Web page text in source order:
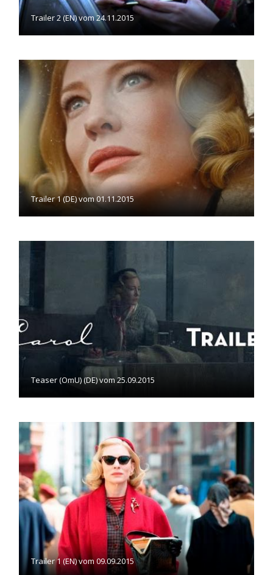
Trailer 2 (EN) vom 24.11.2015
Trailer 1 (DE) vom 01.11.2015
Teaser (OmU) (DE) vom 25.09.2015
Trailer 1 (EN) vom 09.09.2015